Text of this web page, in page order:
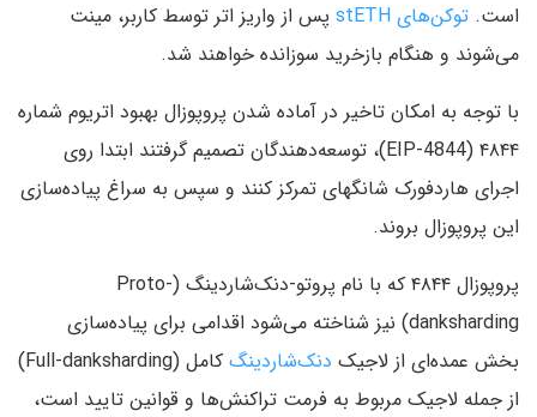
است. توکن‌های stETH
پس از واریز اتر توسط کاربر، مینت
می‌شوند و هنگام بازخرید سوزانده خواهند شد.
با توجه به امکان تاخیر در آماده شدن پروپوزال بهبود اتریوم شماره
۴۸۴۴ (EIP-4844)، توسعه‌دهندگان تصمیم گرفتند ابتدا روی
اجرای هاردفورک شانگهای تمرکز کنند و سپس به سراغ پیاده‌سازی
این پروپوزال بروند.
پروپوزال ۴۸۴۴ که با نام پروتو-دنک‌شاردینگ (Proto-
danksharding) نیز شناخته می‌شود اقدامی برای پیاده‌سازی
بخش عمده‌ای از لاجیک دنک‌شاردینگ
کامل (Full-danksharding)
از جمله لاجیک مربوط به فرمت تراکنش‌ها و قوانین تایید است،